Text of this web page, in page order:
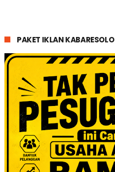
PAKET IKLAN KABARESOLO